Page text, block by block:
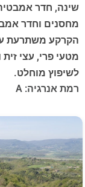
שינה, חדר
מחסנים וחדר
לשיפוץ מוחלט.
רמת אנרגיה: A